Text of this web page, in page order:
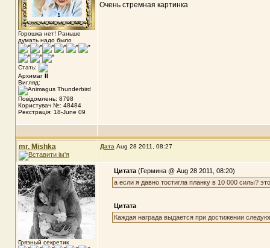
Горошка нет! Раньше
думать надо было
Стать:
Архимаг II
Вигляд:
Повідомлень: 8798
Користувач №: 48484
Реєстрація: 18-June 09
Очень стремная картинка
mr. Mishka ДатаAug 28 2011, 08:27
Грязный секретик
Цитата(Гермина @ Aug 28 2011, 08:20)
а если я давно тостигла планку в 10 000 силы?
Цитата
Каждая награда выдается при достижении